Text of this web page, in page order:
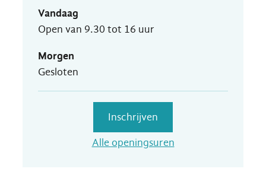
Vandaag
Open van 9.30 tot 16 uur
Morgen
Gesloten
Inschrijven
Alle openingsurenDienstencentrum